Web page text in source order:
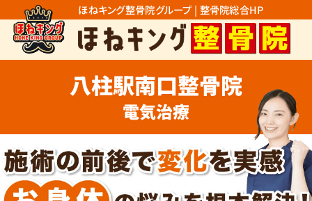
ほねキング整骨院グループ | 整骨院総合HP
八柱駅南口整骨院
電気治療